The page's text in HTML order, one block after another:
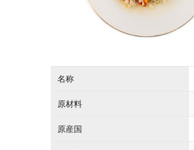
名称
原材料
原産国